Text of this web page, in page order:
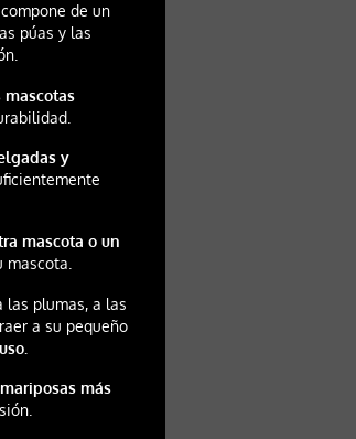
de un
púas y las
y
mascota o un
las plumas, a las
a su pequeño
más